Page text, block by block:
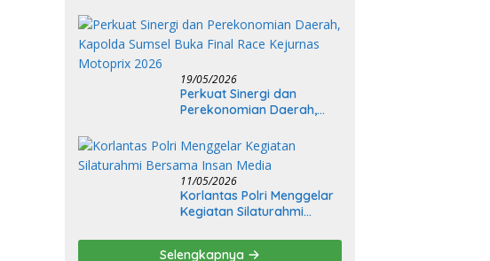
Pembangkit Listrik Tenaga
Nuklir
19/05/2026
Perkuat Sinergi dan
Perekonomian Daerah,
Race Kejurnas Motoprix
2026
11/05/2026
Korlantas Polri Menggelar
Kegiatan Silaturahmi
Selengkapnya